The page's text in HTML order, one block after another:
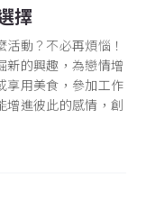
擇
動？不必再煩惱！
新的興趣，為戀情增
享用美食，參加工作
增進彼此的感情，創